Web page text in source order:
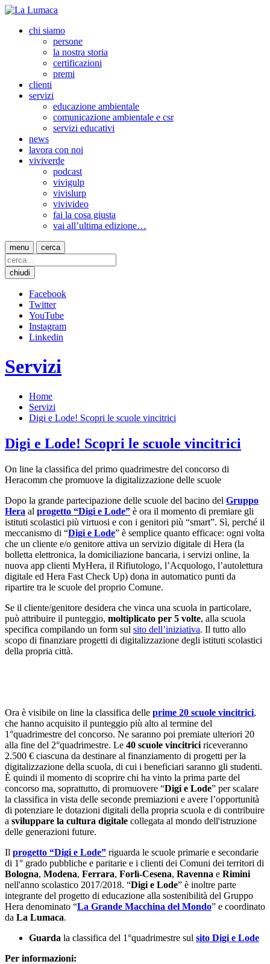
chi siamo
persone
la nostra storia
certificazioni
premi
clienti
servizi
educazione ambientale
comunicazione ambientale e csr
servizi educativi
news
lavora con noi
viviverde
podcast
vivigulp
vivislurp
vivivideo
fai la cosa giusta
vai all’ultima edizione…
menu cerca
chiudi
Facebook
Twitter
YouTube
Instagram
Linkedin
Servizi
Home
Servizi
Digi e Lode! Scopri le scuole vincitrici
Digi e Lode! Scopri le scuole vincitrici
On line la classifica del primo quadrimestre del concorso di
Heracomm che promuove la digitalizzazione delle scuole
Dopo la grande partecipazione delle scuole del bacino del Gruppo
Hera al progetto “Digi e Lode” è ora il momento di premiare gli
istituti scolastici più virtuosi e con i genitori più “smart”. Sì, perché il
meccanismo di “Digi e Lode” è semplice quanto efficace: ogni volta
che un cliente e/o genitore attiva un servizio digitale di Hera (la
bolletta elettronica, la domiciliazione bancaria, i servizi online, la
nuova app clienti MyHera, il Rifiutologo, l’Acquologo, l’autolettura
digitale ed Hera Fast Check Up) dona in automatico punti da
ripartire tra le scuole del proprio Comune.
Se il cliente/genitore desidera che vinca una scuola in particolare,
può attribuire il punteggio, moltiplicato per 5 volte, alla scuola
specifica compilando un form sul sito dell’iniziativa. Il tutto allo
scopo di finanziare progetti di digitalizzazione degli istituti scolastici
della propria città.
Ora è visibile on line la classifica delle prime 20 scuole vincitrici,
che hanno acquisito il punteggio più alto al termine del
1°quadrimestre del concorso. Ne saranno poi premiate ulteriori 20
alla fine del 2°quadrimestre. Le 40 scuole vincitrici riceveranno
2.500 € ciascuna da destinare al finanziamento di progetti per la
digitalizzazione della scuola, di cui i beneficiari saranno gli studenti.
È quindi il momento di scoprire chi ha vinto la prima parte del
concorso ma, soprattutto, di promuovere “Digi e Lode” per scalare
la classifica in vista delle seconde premiazioni e avere l’opportunità
di potenziare le dotazioni digitali della propria scuola e di contribuire
a sviluppare la cultura digitale collegata al mondo dell'istruzione
delle generazioni future.
Il progetto “Digi e Lode” riguarda le scuole primarie e secondarie
di 1° grado pubbliche e paritarie e i clienti dei Comuni dei territori di
Bologna, Modena, Ferrara, Forlì-Cesena, Ravenna e Rimini
nell'anno scolastico 2017/2018. “Digi e Lode” è inoltre parte
integrante del progetto di educazione alla sostenibilità del Gruppo
Hera denominato “La Grande Macchina del Mondo” e coordinato
da La Lumaca.
Guarda la classifica del 1°quadrimestre sul sito Digi e Lode
Per informazioni: